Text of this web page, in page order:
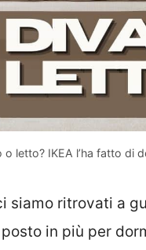
o letto? IKEA l’ha fatto di
siamo ritrovati a
in più per